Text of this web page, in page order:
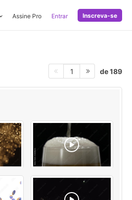
Assine Pro Entrar Inscreva-se
1 de 189